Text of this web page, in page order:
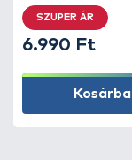
SZUPER ÁR
6.990 Ft
Kosárba